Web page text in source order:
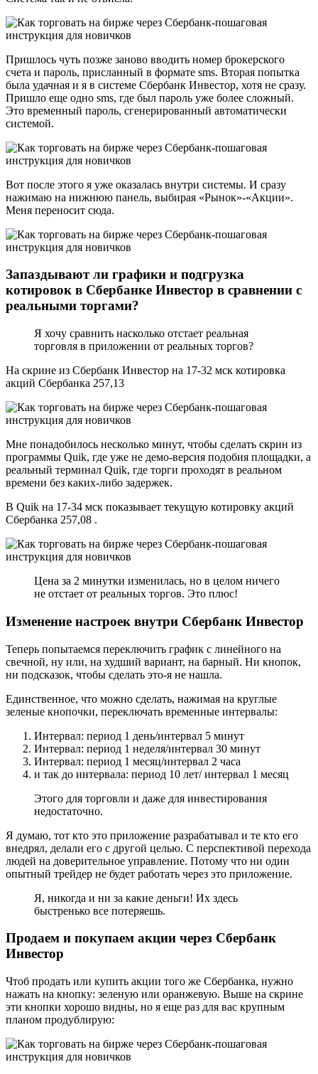
Пришлось чуть позже заново вводить номер брокерского
счета и пароль, присланный в формате sms. Вторая попытка
была удачная и я в системе Сбербанк Инвестор, хотя не сразу.
Пришло еще одно sms, где был пароль уже более сложный.
Это временный пароль, сгенерированный автоматически
системой.
Вот после этого я уже оказалась внутри системы. И сразу
нажимаю на нижнюю панель, выбирая «Рынок»-«Акции».
Меня переносит сюда.
Запаздывают ли графики и подгрузка
котировок в Сбербанке Инвестор в сравнении с
реальными торгами?
Я хочу сравнить насколько отстает реальная
торговля в приложении от реальных торгов?
На скрине из Сбербанк Инвестор на 17-32 мск котировка
акций Сбербанка 257,13
Мне понадобилось несколько минут, чтобы сделать скрин из
программы Quik, где уже не демо-версия подобия площадки, а
реальный терминал Quik, где торги проходят в реальном
времени без каких-либо задержек.
В Quik на 17-34 мск показывает текущую котировку акций
Сбербанка 257,08 .
Цена за 2 минутки изменилась, но в целом ничего
не отстает от реальных торгов. Это плюс!
Изменение настроек внутри Сбербанк Инвестор
Теперь попытаемся переключить график с линейного на
свечной, ну или, на худший вариант, на барный. Ни кнопок,
ни подсказок, чтобы сделать это-я не нашла.
Единственное, что можно сделать, нажимая на круглые
зеленые кнопочки, переключать временные интервалы:
Интервал: период 1 день/интервал 5 минут
Интервал: период 1 неделя/интервал 30 минут
Интервал: период 1 месяц/интервал 2 часа
и так до интервала: период 10 лет/ интервал 1 месяц
Этого для торговли и даже для инвестирования
недостаточно.
Я думаю, тот кто это приложение разрабатывал и те кто его
внедрял, делали его с другой целью. С перспективой перехода
людей на доверительное управление. Потому что ни один
опытный трейдер не будет работать через это приложение.
Я, никогда и ни за какие деньги! Их здесь
быстренько все потеряешь.
Продаем и покупаем акции через Сбербанк
Инвестор
Чтоб продать или купить акции того же Сбербанка, нужно
нажать на кнопку: зеленую или оранжевую. Выше на скрине
эти кнопки хорошо видны, но я еще раз для вас крупным
планом продублирую: